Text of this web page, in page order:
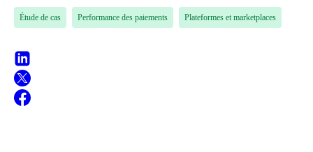
Étude de cas Performance des paiements Plateformes et marketplaces